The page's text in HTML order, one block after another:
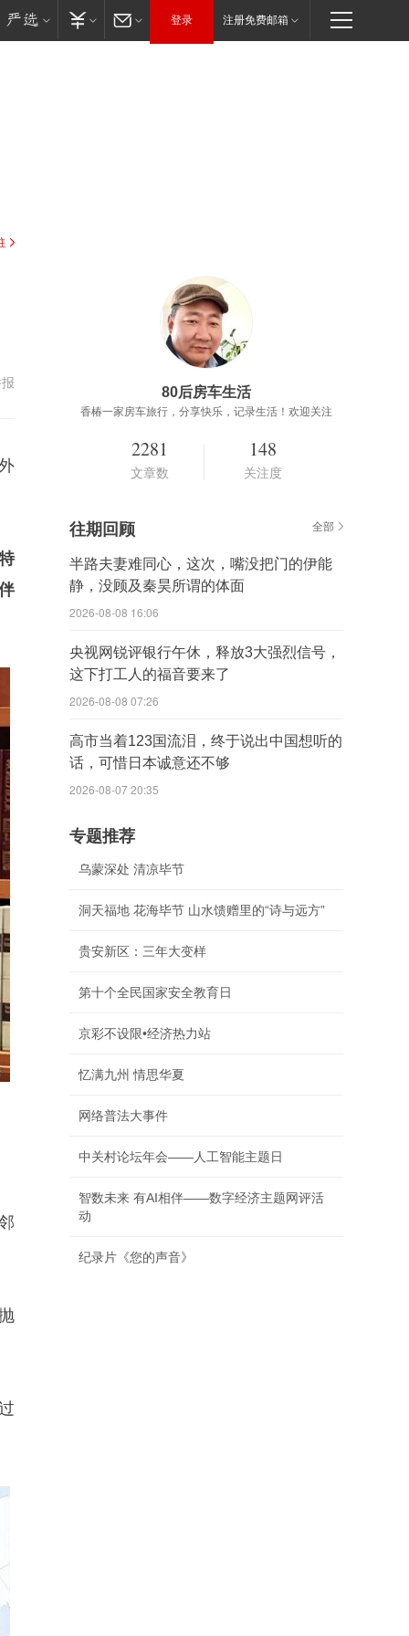
登录 注册免费邮箱
80后房车生活
香椿一家房车旅行，分享快乐，记录生活！欢迎关注
2281
文章数
148
关注度
往期回顾 全部
半路夫妻难同心，这次，嘴没把门的伊能
静，没顾及秦昊所谓的体面
2026-08-08 16:06
央视网锐评银行午休，释放3大强烈信号，
这下打工人的福音要来了
2026-08-08 07:26
高市当着123国流泪，终于说出中国想听的
话，可惜日本诚意还不够
2026-08-07 20:35
专题推荐
乌蒙深处 清凉毕节
洞天福地 花海毕节 山水馈赠里的“诗与远方”
贵安新区：三年大变样
第十个全民国家安全教育日
京彩不设限•经济热力站
忆满九州 情思华夏
网络普法大事件
中关村论坛年会——人工智能主题日
智数未来 有AI相伴——数字经济主题网评活
动
纪录片《您的声音》